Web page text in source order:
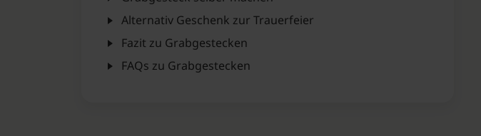
Alternativ Geschenk zur Trauerfeier
Fazit zu Grabgestecken
FAQs zu Grabgestecken